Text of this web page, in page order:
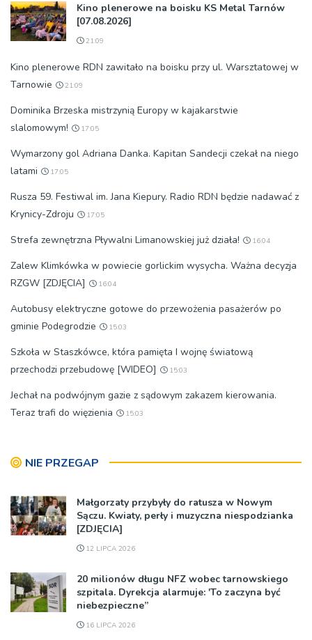
Kino plenerowe na boisku KS Metal Tarnów
[07.08.2026]
21:09
Kino plenerowe RDN zawitało na boisku przy ul. Warsztatowej w
Tarnowie
21:09
Dominika Brzeska mistrzynią Europy w kajakarstwie
slalomowym!
17:05
Wymarzony gol Adriana Danka. Kapitan Sandecji czekał na niego
latami
17:05
Rusza 59. Festiwal im. Jana Kiepury. Radio RDN będzie nadawać z
Krynicy-Zdroju
17:05
Strefa zewnętrzna Pływalni Limanowskiej już działa! 16:04
Zalew Klimkówka w powiecie gorlickim wysycha. Ważna decyzja
RZGW [ZDJĘCIA]
16:04
Autobusy elektryczne gotowe do przewożenia pasażerów po
gminie Podegrodzie
15:03
Szkoła w Staszkówce, która pamięta I wojnę światową
przechodzi przebudowę [WIDEO]
15:03
Jechał na podwójnym gazie z sądowym zakazem kierowania.
Teraz trafi do więzienia
15:03
NIE PRZEGAP
Małgorzaty przybyły do ratusza w Nowym
Sączu. Kwiaty, perły i muzyczna niespodzianka
[ZDJĘCIA]
12 LIPCA 2026
20 milionów długu NFZ wobec tarnowskiego
szpitala. Dyrekcja alarmuje: 'To zaczyna być
niebezpieczne”
16 LIPCA 2026